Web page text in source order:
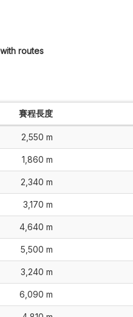
routes
賽程長度
2,550 m
1,860 m
2,340 m
3,170 m
4,640 m
5,500 m
3,240 m
6,090 m